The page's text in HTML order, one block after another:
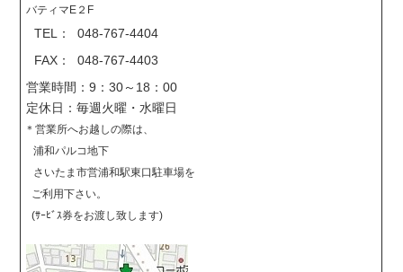
バティマE２F
TEL： 048-767-4404
FAX： 048-767-4403
営業時間：9：30～18：00
定休日：毎週火曜・水曜日
＊営業所へお越しの際は、
浦和パルコ地下
さいたま市営浦和駅東口駐車場を
ご利用下さい。
(ｻｰﾋﾞｽ券をお渡し致します)